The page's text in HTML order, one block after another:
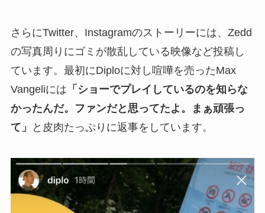
さらにTwitter、Instagramのストーリーには、Zedd
の写真周りにゴミが散乱している映像など投稿し
ています。最初にDiploに対し喧嘩を売ったMax
Vangeliには 「ショーでプレイしているのを知らな
かったんだ。ファンだと思ってたよ。まぁ頑張っ
て」
と皮肉たっぷりに返事をしています。